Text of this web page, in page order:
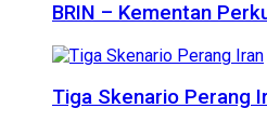
BRIN – Kementan
Tiga Skenario Perang